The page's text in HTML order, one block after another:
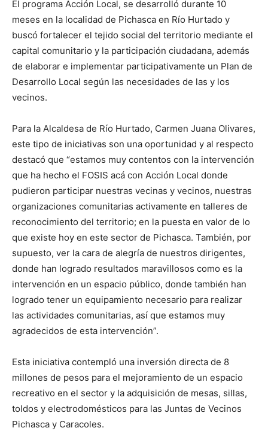
El programa Acción Local, se desarrolló durante 10
meses en la localidad de Pichasca en Río Hurtado y
buscó fortalecer el tejido social del territorio mediante el
capital comunitario y la participación ciudadana, además
de elaborar e implementar participativamente un Plan de
Desarrollo Local según las necesidades de las y los
vecinos.
Para la Alcaldesa de Río Hurtado, Carmen Juana Olivares,
este tipo de iniciativas son una oportunidad y al respecto
destacó que “estamos muy contentos con la intervención
que ha hecho el FOSIS acá con Acción Local donde
pudieron participar nuestras vecinas y vecinos, nuestras
organizaciones comunitarias activamente en talleres de
reconocimiento del territorio; en la puesta en valor de lo
que existe hoy en este sector de Pichasca. También, por
supuesto, ver la cara de alegría de nuestros dirigentes,
donde han logrado resultados maravillosos como es la
intervención en un espacio público, donde también han
logrado tener un equipamiento necesario para realizar
las actividades comunitarias, así que estamos muy
agradecidos de esta intervención”.
Esta iniciativa contempló una inversión directa de 8
millones de pesos para el mejoramiento de un espacio
recreativo en el sector y la adquisición de mesas, sillas,
toldos y electrodomésticos para las Juntas de Vecinos
Pichasca y Caracoles.